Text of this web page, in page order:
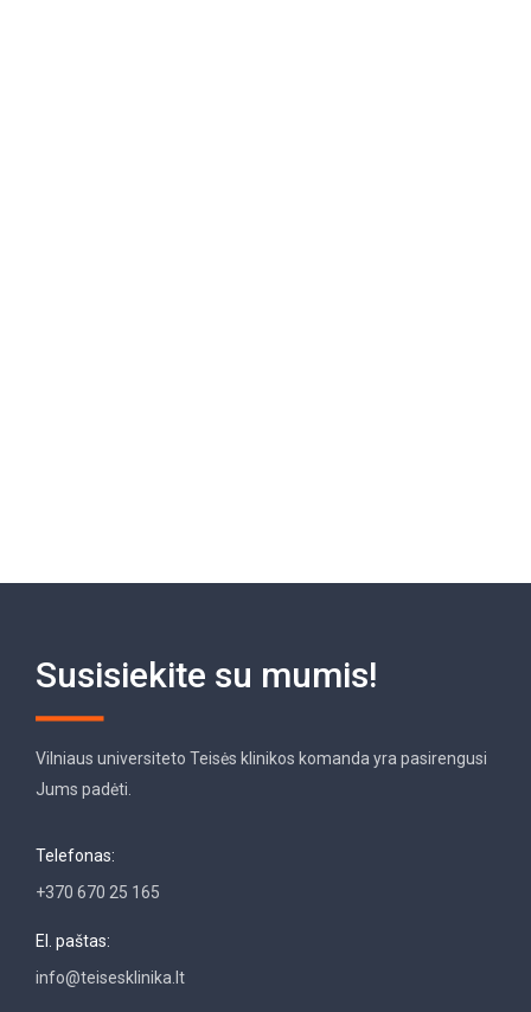
Susisiekite su mumis!
Vilniaus universiteto Teisės klinikos komanda yra pasirengusi
Jums padėti.
Telefonas:
+370 670 25 165
El. paštas:
info@teisesklinika.lt